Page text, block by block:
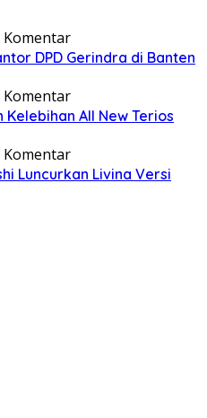
Komentar
DPD Gerindra di Banten
Komentar
All New Terios
Komentar
Luncurkan Livina Versi